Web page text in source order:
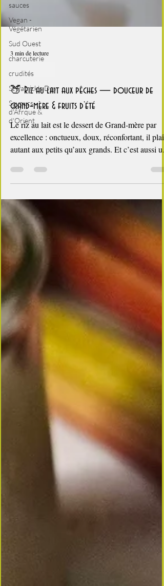
sauces
Vegan -
Végétarien
Sud Ouest
charcuterie
crudités
St Patrick's Day
Saveurs
d'Afrque &
d'Orient
3 min de lecture
C'est l'été !
🍑 Riz au lait aux pêches — douceur de
grand‑mère & fruits d’été
Le riz au lait est le dessert de Grand‑mère par
excellence : onctueux, doux, réconfortant, il plaît
autant aux petits qu’aux grands. Et c’est aussi
recette qui se prête à toutes les variations :
rouleaux de printemps à la mangue… un
terrain de jeu gourmand. Pour cette version
estivale, place aux premières pêches de la saison
— nectarines aujourd’hui, mais toutes les variétés
conviennent. Leur parfum délicat ap